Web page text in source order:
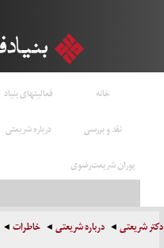
خانه فعالیتهای بنیاد
نقد و بررسی
درباره شریعتی
پوران شریعت‌رضوی
دکتر شریعتی درباره شریعتی خاطرات